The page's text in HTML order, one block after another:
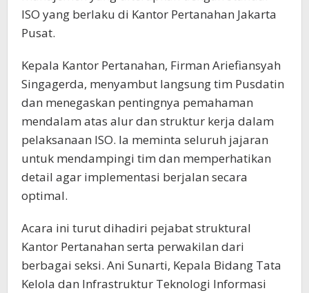
ISO yang berlaku di Kantor Pertanahan Jakarta
Pusat.
Kepala Kantor Pertanahan, Firman Ariefiansyah
Singagerda, menyambut langsung tim Pusdatin
dan menegaskan pentingnya pemahaman
mendalam atas alur dan struktur kerja dalam
pelaksanaan ISO. Ia meminta seluruh jajaran
untuk mendampingi tim dan memperhatikan
detail agar implementasi berjalan secara
optimal.
Acara ini turut dihadiri pejabat struktural
Kantor Pertanahan serta perwakilan dari
berbagai seksi. Ani Sunarti, Kepala Bidang Tata
Kelola dan Infrastruktur Teknologi Informasi